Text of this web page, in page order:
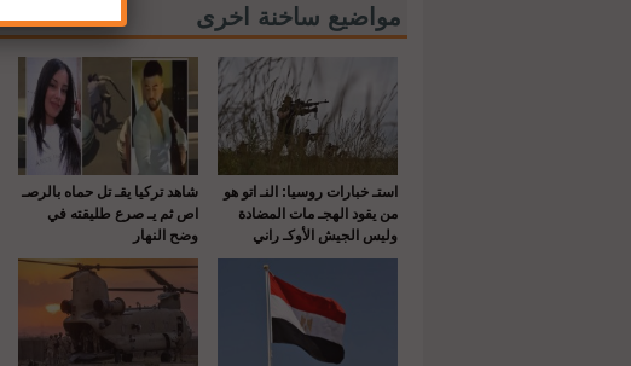
مواضيع ساخنة اخرى
استـ خبارات روسيا: النـ اتو هو
من يقود الهجـ مات المضادة
وليس الجيش الأوكـ راني
شاهد تركيا يقـ تل حماه بالرصـ
اص ثم يـ صرع طليقته في
وضح النهار